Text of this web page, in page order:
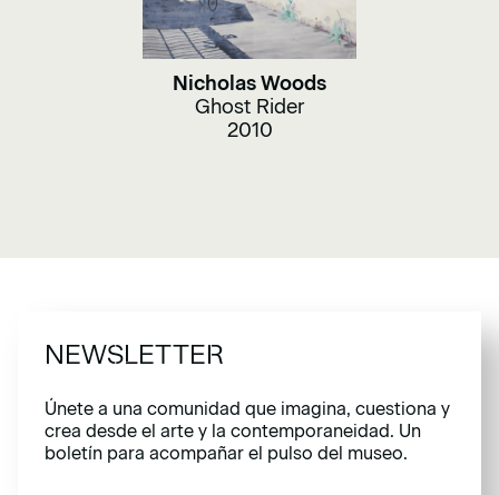
Nicholas Woods
Ghost Rider
2010
NEWSLETTER
Únete a una comunidad que imagina, cuestiona y
crea desde el arte y la contemporaneidad. Un
boletín para acompañar el pulso del museo.